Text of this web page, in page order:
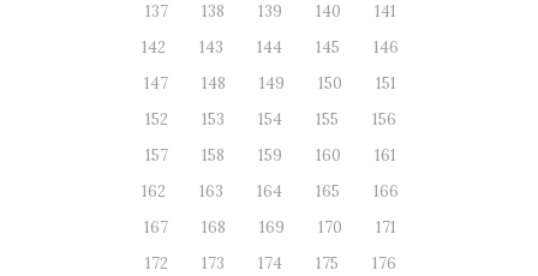
137
138 139 140
141
142
143 144 145
146
147
148 149 150
151
152
153 154 155
156
157
158 159 160
161
162
163 164 165
166
167
168 169 170
171
172
173 174 175
176